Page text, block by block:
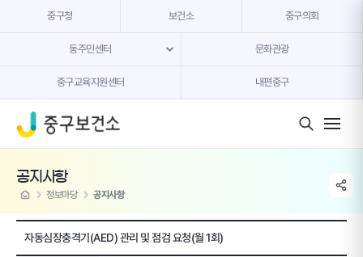
중구청 보건소 중구의회
동주민센터 문화관광
중구교육지원센터 내편중구
공지사항
home 정보마당 공지사항
share
자동심장충격기(AED) 관리 및 점검 요청(월 1회)